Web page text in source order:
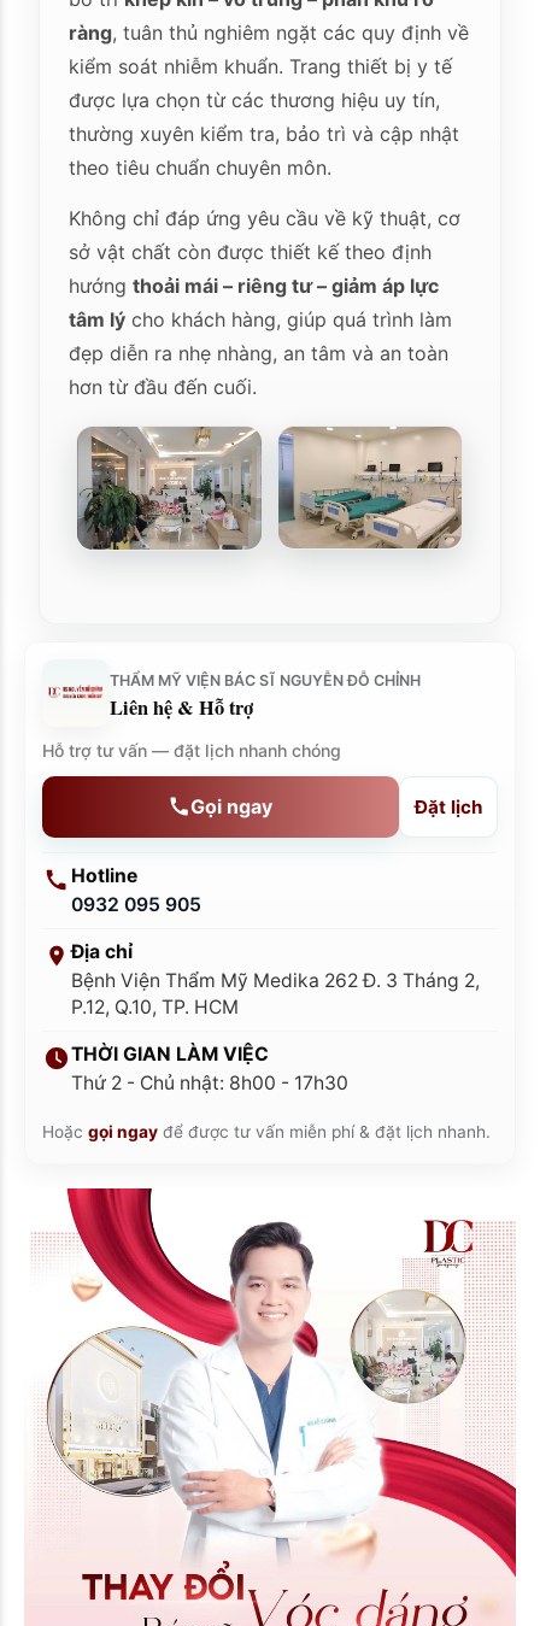
ràng, tuân thủ nghiêm ngặt các quy định về
kiểm soát nhiễm khuẩn. Trang thiết bị y tế
được lựa chọn từ các thương hiệu uy tín,
thường xuyên kiểm tra, bảo trì và cập nhật
theo tiêu chuẩn chuyên môn.
Không chỉ đáp ứng yêu cầu về kỹ thuật, cơ
sở vật chất còn được thiết kế theo định
hướngthoải mái – riêng tư – giảm áp lực
tâm lý cho khách hàng, giúp quá trình làm
đẹp diễn ra nhẹ nhàng, an tâm và an toàn
hơn từ đầu đến cuối.
THẨM MỸ VIỆN BÁC SĨ NGUYỄN ĐỖ CHỈNH
Liên hệ & Hỗ trợ
Hỗ trợ tư vấn — đặt lịch nhanh chóng
Gọi ngay Đặt lịch
Hotline
0932 095 905
Địa chỉ
Bệnh Viện Thẩm Mỹ Medika 262 Đ. 3 Tháng 2,
P.12, Q.10, TP. HCM
THỜI GIAN LÀM VIỆC
Thứ 2 - Chủ nhật: 8h00 - 17h30
Hoặc gọi ngay để được tư vấn miễn phí & đặt lịch nhanh.